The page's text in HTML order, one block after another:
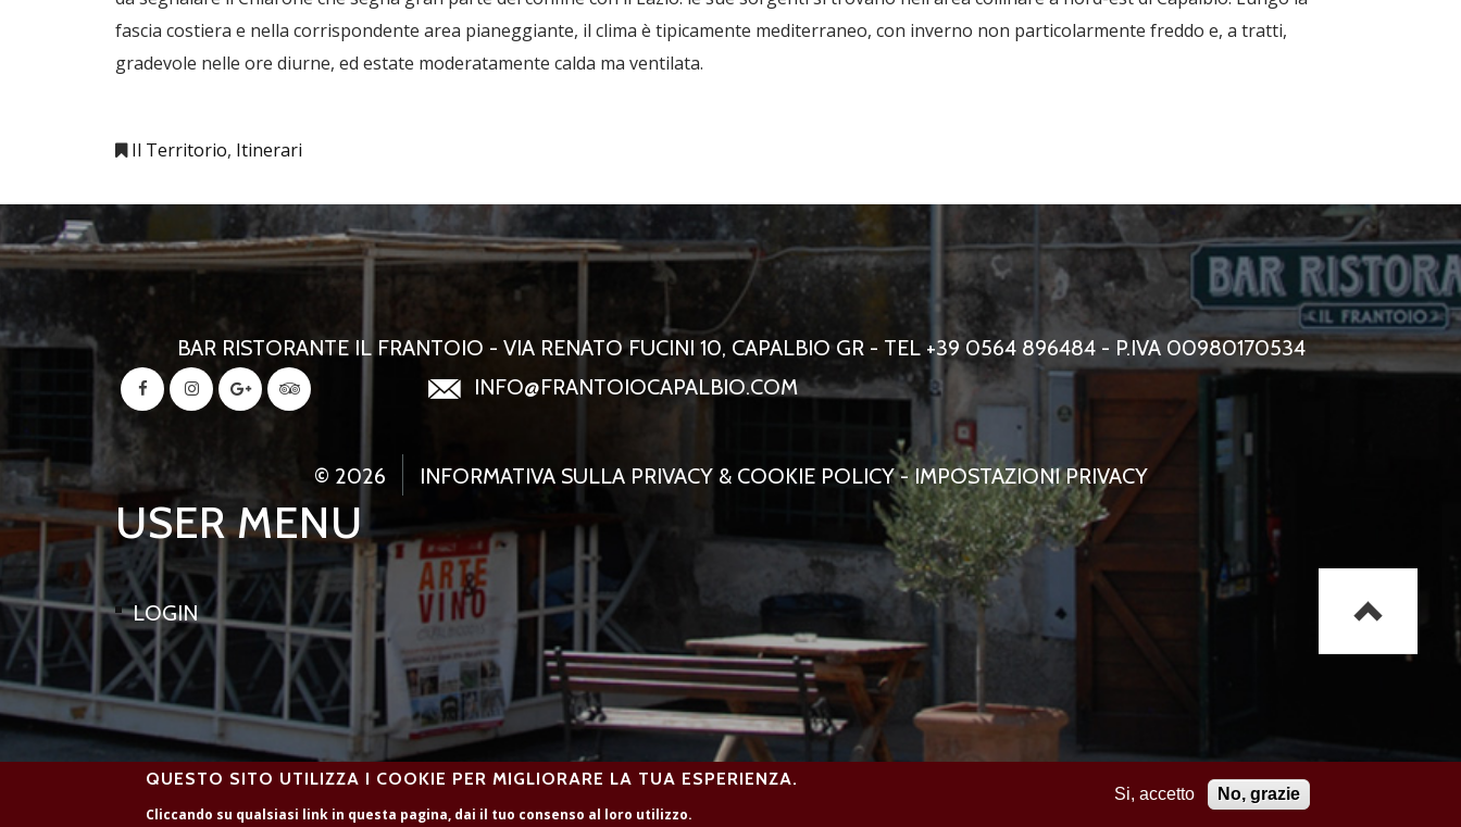
fascia costiera e nella corrispondente area pianeggiante, il clima è tipicamente mediterraneo, con inverno non particolarmente freddo e, a tratti,
gradevole nelle ore diurne, ed estate moderatamente calda ma ventilata.
Il Territorio Itinerari
BAR RISTORANTE IL FRANTOIO - VIA RENATO FUCINI 10, CAPALBIO GR - TEL +39 0564 896484 - P.IVA 00980170534
INFO@FRANTOIOCAPALBIO.COM
© 2026 INFORMATIVA SULLA PRIVACY & COOKIE POLICY-IMPOSTAZIONI PRIVACY
USER MENU
LOGIN
QUESTO SITO UTILIZZA I COOKIE PER MIGLIORARE LA TUA ESPERIENZA.
Cliccando su qualsiasi link in questa pagina, dai il tuo consenso al loro utilizzo.
Si, accetto No, grazie